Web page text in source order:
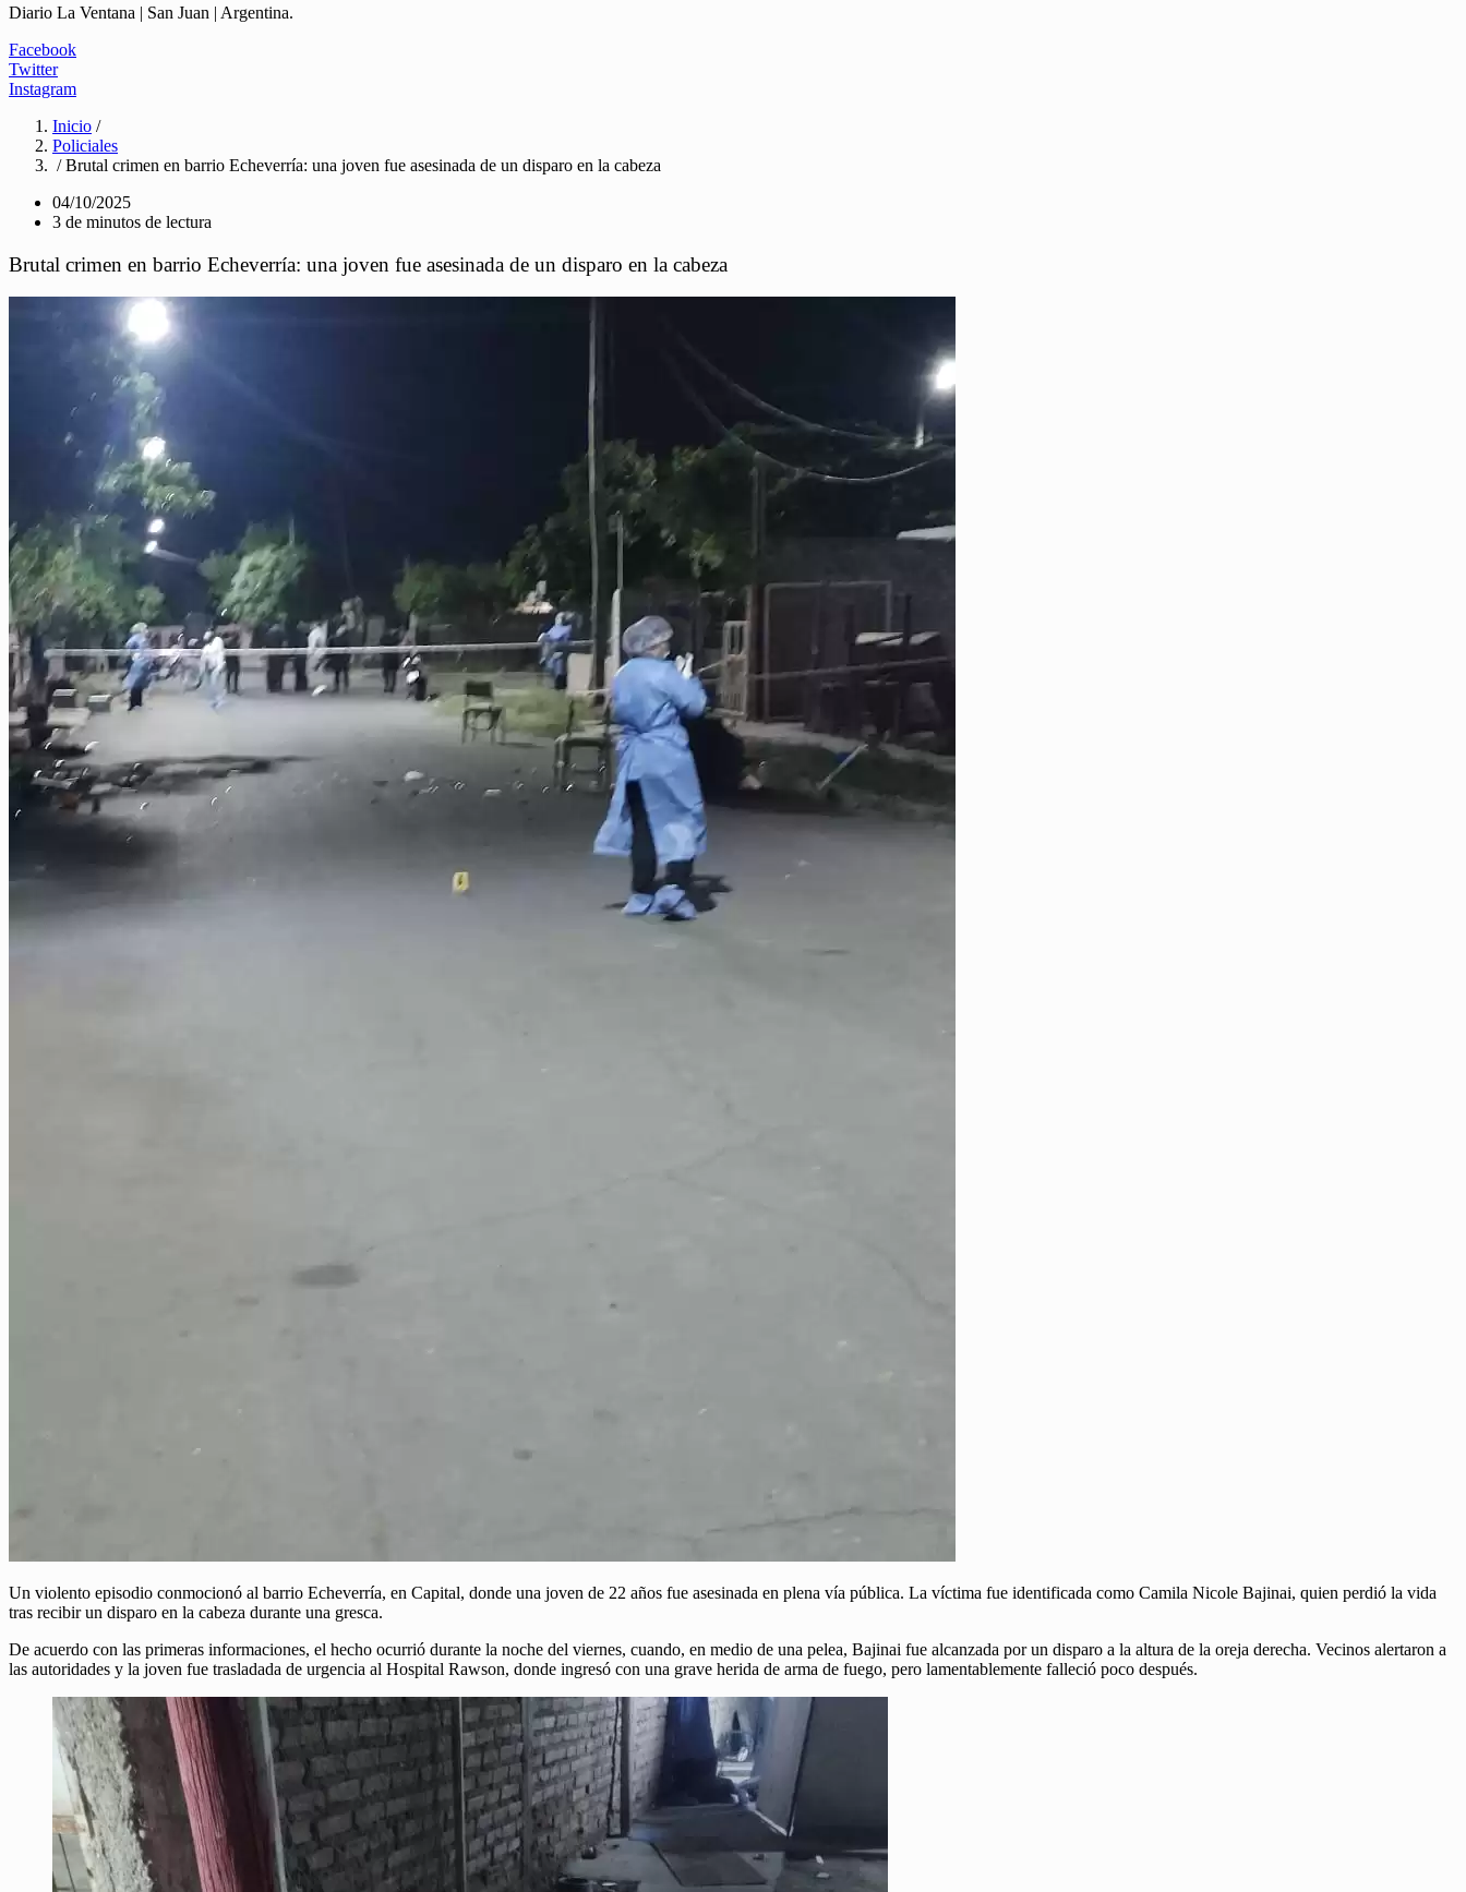
Diario La Ventana | San Juan | Argentina.
Facebook
Twitter
Instagram
Inicio /
Policiales
/ Brutal crimen en barrio Echeverría: una joven fue asesinada de un disparo en la cabeza
04/10/2025
3 de minutos de lectura
Brutal crimen en barrio Echeverría: una joven fue asesinada de un disparo en la cabeza
Un violento episodio conmocionó al barrio Echeverría, en Capital, donde una joven de 22 años fue asesinada en plena vía pública. La víctima fue identificada como Camila Nicole Bajinai, quien perdió la vida
tras recibir un disparo en la cabeza durante una gresca.
De acuerdo con las primeras informaciones, el hecho ocurrió durante la noche del viernes, cuando, en medio de una pelea, Bajinai fue alcanzada por un disparo a la altura de la oreja derecha. Vecinos alertaron a
las autoridades y la joven fue trasladada de urgencia al Hospital Rawson, donde ingresó con una grave herida de arma de fuego, pero lamentablemente falleció poco después.